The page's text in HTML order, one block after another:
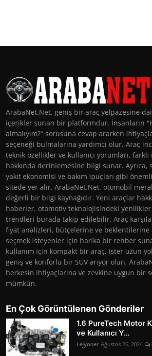
ArabaNet.Net, geniş bir araç yelpazesine
içerikler sunan bir platformdur. İnsanların
almalıyım?" sorusuna cevap ararken
seçeneği bulmalarına yardımcı olur. Araç
teknik özellikler ve kullanıcı yorumları,
hakkında derinlemesine bilgi sunar. Ayrıca,
yakıt ekonomisi ve bakım ipuçları gibi
sitede yer alır. ArabaNet.Net, otomobil
değerli bir bilgi kaynağıdır. Yeni araçlar
haberler, otomotiv teknolojisindeki
trendleri burada takip edilebilir. Araç
fiyat analizleri, bütçelerine ve beklentilerine
seçmek isteyenler için harika bir rehber
kullanım için kompakt bir araç, ister uzun
geniş ve konforlu bir SUV arıyor olun,
herkesin ihtiyaçlarına ve zevkine uygun bir
mümkün.
En Çok Görüntülenen Gönderiler
1.6 PureTech Motor
ve Kullanıcı Y...
Lejyoner Ağustos 26, 2024